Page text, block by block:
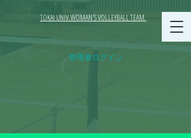
TOKAI UNIV.WOMAN'S VOLLEYBALL TEAM.
管理者ログイン